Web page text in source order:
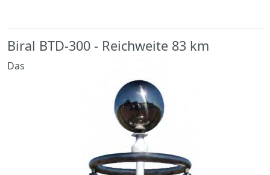
Biral BTD-300 - Reichweite 83 km
Das